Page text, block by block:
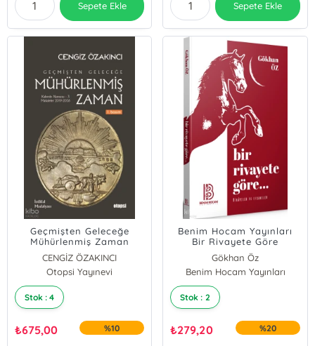
Sepete Ekle Sepete Ekle
Geçmişten Geleceğe
Mühürlenmiş Zaman
CENGİZ ÖZAKINCI
Otopsi Yayınevi
Stok : 4
₺675,00 %10
Benim Hocam Yayınları
Bir Rivayete Göre
Gökhan Öz
Benim Hocam Yayınları
Stok : 2
₺279,20 %20